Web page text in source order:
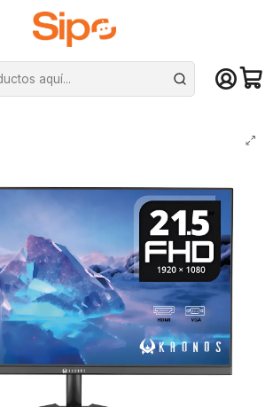
y recibe hoy! De lunes a sábado en el gran
$29.990
Inicio Marcas Kronos
Series S215, 21.5", FHD, 100Hz, IPS, 5ms